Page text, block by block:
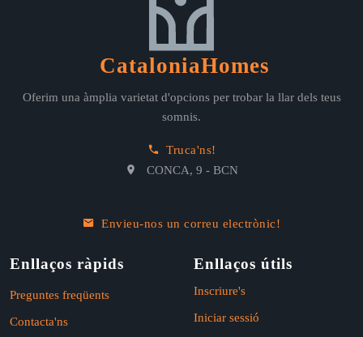
CataloniaHomes
Oferim una àmplia varietat d'opcions per trobar la llar dels teus
somnis.
Truca'ns!
CONCA, 9 - BCN
Envieu-nos un correu electrònic!
Enllaços ràpids
Preguntes freqüents
Contacta'ns
Enllaços útils
Inscriure's
Iniciar sessió